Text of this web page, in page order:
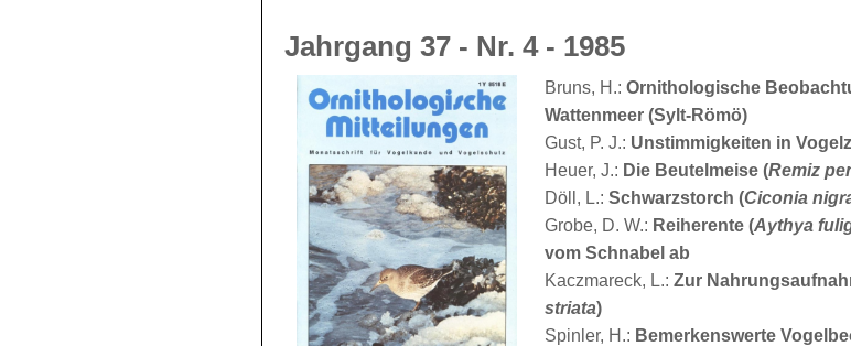
Jahrgang 37 - Nr. 4 - 1985
Bruns, H.: Ornithologische
Wattenmeer (Sylt-Römö)
Gust, P. J.: Unstimmigkeiten in
Heuer, J.: Die Beutelmeise (Remiz
Döll, L.: Schwarzstorch (Ciconia
Grobe, D. W.: Reiherente (Aythya
vom Schnabel ab
Kaczmareck, L.: Zur
striata)
Spinler, H.: Bemerkenswerte